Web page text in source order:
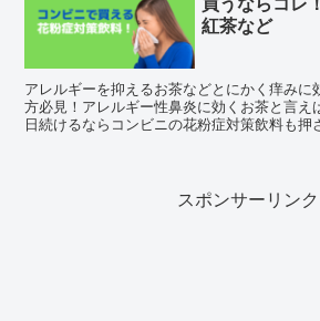
紅茶など
アレルギーを抑えるお茶などとにかく痒みに
方必見！アレルギー性鼻炎に効くお茶と言え
日続けるならコンビニの花粉症対策飲料も押
スポンサーリンク